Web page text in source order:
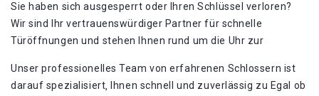
Sie haben sich ausgesperrt oder Ihren Schlüssel verloren?​
Wir sind Ihr vertrauenswürdiger Partner für schnelle
Türöffnungen und stehen Ihnen rund um die Uhr zur
Unser professionelles Team von erfahrenen Schlossern ist
darauf spezialisiert‚ Ihnen schnell und zuverlässig zu Egal ob